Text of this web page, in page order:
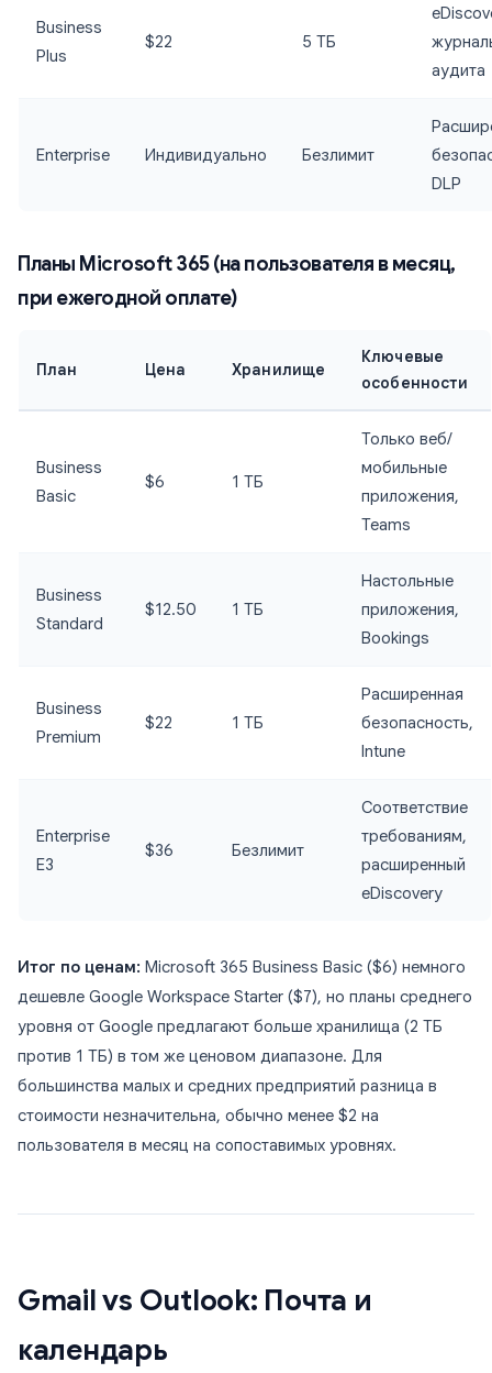
Business
Plus
$22 5 ТБ
аудита
Enterprise Индивидуально Безлимит
DLP
Планы Microsoft 365 (на пользователя в месяц,
при ежегодной оплате)
План Цена Хранилище
Ключевые
особенности
Business
Basic
$6 1 ТБ
Только веб/
мобильные
приложения,
Teams
Business
Standard
$12.50 1 ТБ
Настольные
приложения,
Bookings
Business
Premium
$22 1 ТБ
Расширенная
безопасность,
Intune
Enterprise
E3
$36 Безлимит
Соответствие
требованиям,
расширенный
eDiscovery
Итог по ценам: Microsoft 365 Business Basic ($6) немного
дешевле Google Workspace Starter ($7), но планы среднего
уровня от Google предлагают больше хранилища (2 ТБ
против 1 ТБ) в том же ценовом диапазоне. Для
большинства малых и средних предприятий разница в
стоимости незначительна, обычно менее $2 на
пользователя в месяц на сопоставимых уровнях.
Gmail vs Outlook: Почта и
календарь